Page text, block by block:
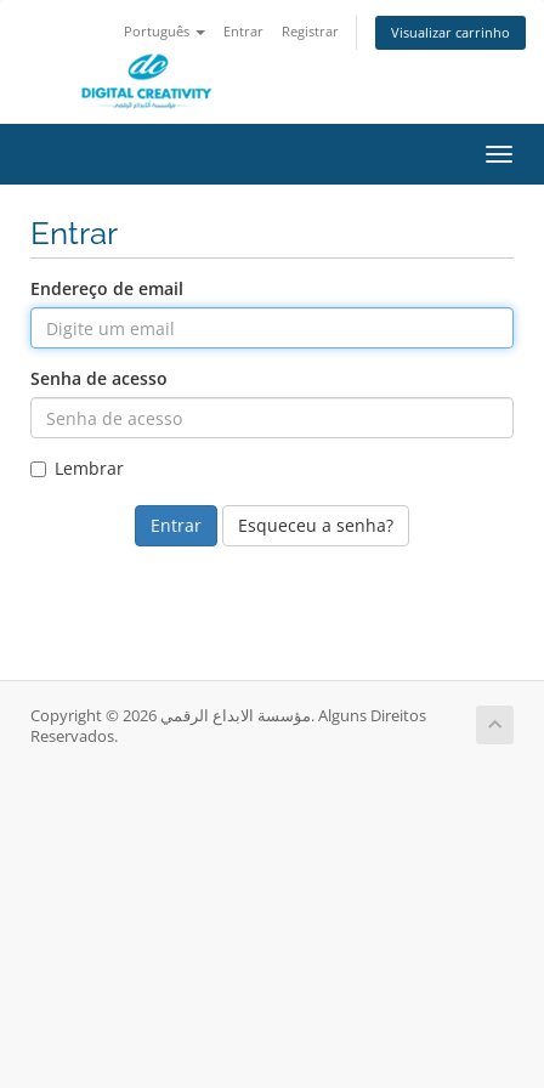
Português Entrar Registrar Visualizar carrinho
Entrar
Endereço de email
Senha de acesso
Lembrar
Esqueceu a senha?
Copyright © 2026 مؤسسة الابداع الرقمي. Alguns Direitos
Reservados.